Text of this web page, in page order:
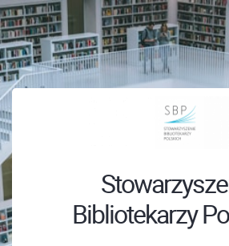
Bibliotekarzy